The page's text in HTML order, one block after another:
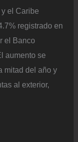
el Caribe
registrado en
el Banco
aumento se
mitad del año y
al exterior,